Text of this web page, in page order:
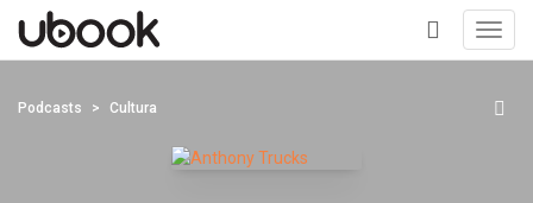
+
Podcasts Cultura